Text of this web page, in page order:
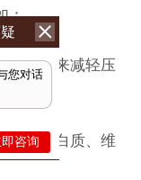
：
交流来减轻压
的蛋白质、维
您对话
咨询